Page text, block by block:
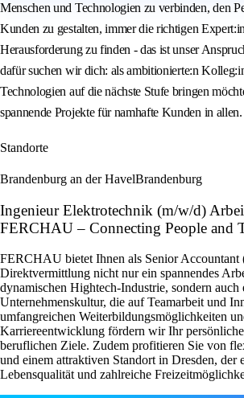
Menschen und Technologien zu verbinden, den
Kunden zu gestalten, immer die richtigen
Herausforderung zu finden - das ist unser
dafür suchen wir dich: als ambitionierte:n
Technologien auf die nächste Stufe bringen
spannende Projekte für namhafte Kunden in allen.
Standorte
Brandenburg an der HavelBrandenburg
Ingenieur Elektrotechnik (m/w/d)
FERCHAU – Connecting People and
FERCHAU bietet Ihnen als Senior Accountant
Direktvermittlung nicht nur ein spannendes
dynamischen Hightech-Industrie, sondern auch
Unternehmenskultur, die auf Teamarbeit und
umfangreichen Weiterbildungsmöglichkeiten
Karriereentwicklung fördern wir Ihr
beruflichen Ziele. Zudem profitieren Sie von
und einem attraktiven Standort in Dresden, der
Lebensqualität und zahlreiche